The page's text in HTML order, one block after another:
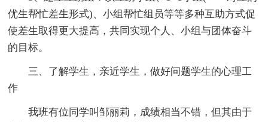
优生帮忙差生形式)、小组帮忙组员等等多种互助方式促
使差生取得更大提高，共同实现个人、小组与团体奋斗
的目标。
三、了解学生，亲近学生，做好问题学生的心理工
作
我班有位同学叫邹丽莉，成绩相当不错，但其由于